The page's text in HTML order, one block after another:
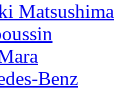
Matsushima
Benz